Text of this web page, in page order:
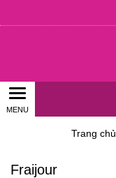
Trang chủ
Fraijour